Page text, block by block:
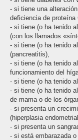
- si tiene una
deficiencia de proteína
- si tiene (o ha tenido
(con los llamados
- si tiene (o ha tenido
(pancreatitis),
- si tiene (o ha tenido
funcionamiento del
- si tiene (o ha tenido
- si tiene (o ha tenido
de mama o de los
- si presenta un
(hiperplasia
- si presenta un
- si está embarazada